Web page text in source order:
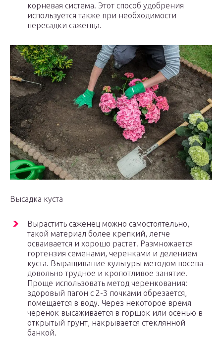
корневая система. Этот способ удобрения
используется также при необходимости
пересадки саженца.
Высадка куста
Вырастить саженец можно самостоятельно,
такой материал более крепкий, легче
осваивается и хорошо растет. Размножается
гортензия семенами, черенками и делением
куста. Выращивание культуры методом посева –
довольно трудное и кропотливое занятие.
Проще использовать метод черенкования:
здоровый пагон с 2-3 почками обрезается,
помещается в воду. Через некоторое время
черенок высаживается в горшок или осенью в
открытый грунт, накрывается стеклянной
банкой.